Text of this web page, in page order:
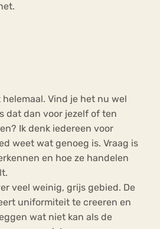
Vind je het nu wel
dat dan voor jezelf of ten
Ik denk iedereen voor
weet wat genoeg is. Vraag is
en hoe ze handelen
veel weinig, grijs gebied. De
uniformiteit te creeren en
wat niet kan als de